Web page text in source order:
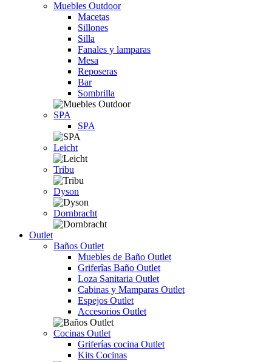
Muebles Outdoor
Macetas
Sillones
Silla
Fanales y lamparas
Mesa
Reposeras
Bar
Sombrilla
SPA
SPA
Leicht
Tribu
Dyson
Dornbracht
Outlet
Baños Outlet
Muebles de Baño Outlet
Griferîas Baño Outlet
Loza Sanitaria Outlet
Cabinas y Mamparas Outlet
Espejos Outlet
Accesorios Outlet
Cocinas Outlet
Griferías cocina Outlet
Kits Cocinas